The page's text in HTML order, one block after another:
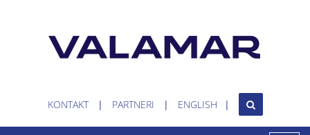
KONTAKT PARTNERI ENGLISH